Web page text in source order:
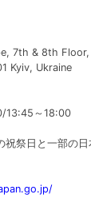
7th & 8th Floor,
Kyiv, Ukraine
13:45～18:00
祭日と一部の日